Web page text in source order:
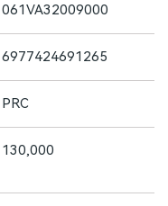
061VA32009000
6977424691265
PRC
130,000